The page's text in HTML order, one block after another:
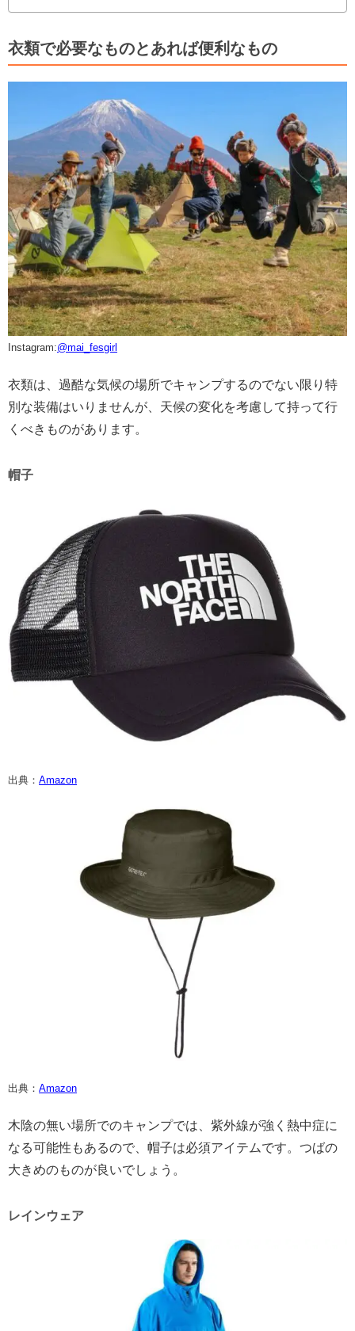
衣類で必要なものとあれば便利なもの
Instagram:@mai_fesgirl
衣類は、過酷な気候の場所でキャンプするのでない限り特
別な装備はいりませんが、天候の変化を考慮して持って行
くべきものがあります。
帽子
出典： Amazon
出典： Amazon
木陰の無い場所でのキャンプでは、紫外線が強く熱中症に
なる可能性もあるので、帽子は必須アイテムです。つばの
大きめのものが良いでしょう。
レインウェア